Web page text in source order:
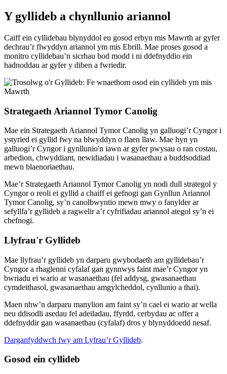
Y gyllideb a chynllunio ariannol
Caiff ein cyllidebau blynyddol eu gosod erbyn mis Mawrth ar gyfer
dechrau’r flwyddyn ariannol ym mis Ebrill. Mae proses gosod a
monitro cyllidebau’n sicrhau bod modd i ni ddefnyddio ein
hadnoddau ar gyfer y diben a fwriedir.
Strategaeth Ariannol Tymor Canolig
Mae ein Strategaeth Ariannol Tymor Canolig yn galluogi’r Cyngor i
ystyried ei gyllid fwy na blwyddyn o flaen llaw. Mae hyn yn
galluogi’r Cyngor i gynllunio'n iawn ar gyfer pwysau o ran costau,
arbedion, chwyddiant, newidiadau i wasanaethau a buddsoddiad
mewn blaenoriaethau.
Mae’r Strategaeth Ariannol Tymor Canolig yn nodi dull strategol y
Cyngor o reoli ei gyllid a chaiff ei gefnogi gan Gynllun Ariannol
Tymor Canolig, sy’n canolbwyntio mewn mwy o fanylder ar
sefyllfa’r gyllideb a ragwelir a’r cyfrifiadau ariannol ategol sy’n ei
chefnogi.
Llyfrau'r Gyllideb
Mae llyfrau’r gyllideb yn darparu gwybodaeth am gyllidebau’r
Cyngor a rhaglenni cyfalaf gan gynnwys faint mae’r Cyngor yn
bwriadu ei wario ar wasanaethau (fel addysg, gwasanaethau
cymdeithasol, gwasanaethau amgylcheddol, cynllunio a thai).
Maen nhw’n darparu manylion am faint sy’n cael ei wario ar wella
neu ddisodli asedau fel adeiladau, ffyrdd, cerbydau ac offer a
ddefnyddir gan wasanaethau (cyfalaf) dros y blynyddoedd nesaf.
Darganfyddwch fwy am Lyfrau’r Gyllideb.
Gosod ein cyllideb